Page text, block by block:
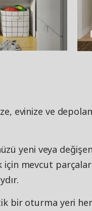
evinize ve
yeni veya
mevcut
bir oturma yeri